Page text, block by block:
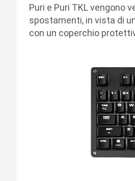
Puri e Puri TKL vengono
spostamenti, in vista di
con un coperchio